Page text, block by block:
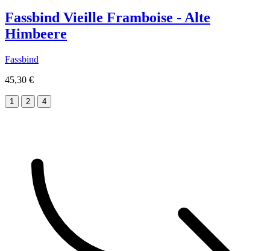
Fassbind Vieille Framboise - Alte
Himbeere
Fassbind
45,30 €
1 2 4